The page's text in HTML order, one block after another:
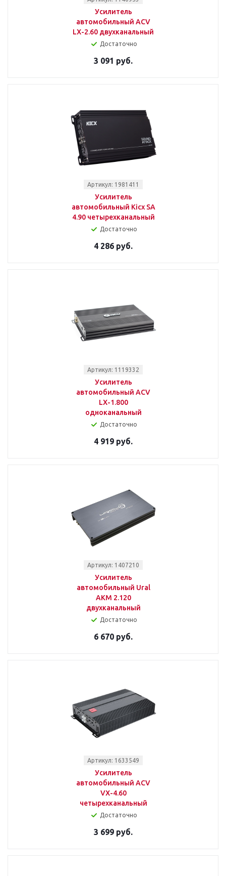
Усилитель
автомобильный ACV
LX-2.60 двухканальный
Достаточно
3 091 руб.
Артикул: 1981411
Усилитель
автомобильный Kicx SA
4.90 четырехканальный
Достаточно
4 286 руб.
Артикул: 1119332
Усилитель
автомобильный ACV
LX-1.800
одноканальный
Достаточно
4 919 руб.
Артикул: 1407210
Усилитель
автомобильный Ural
AKM 2.120
двухканальный
Достаточно
6 670 руб.
Артикул: 1633549
Усилитель
автомобильный ACV
VX-4.60
четырехканальный
Достаточно
3 699 руб.